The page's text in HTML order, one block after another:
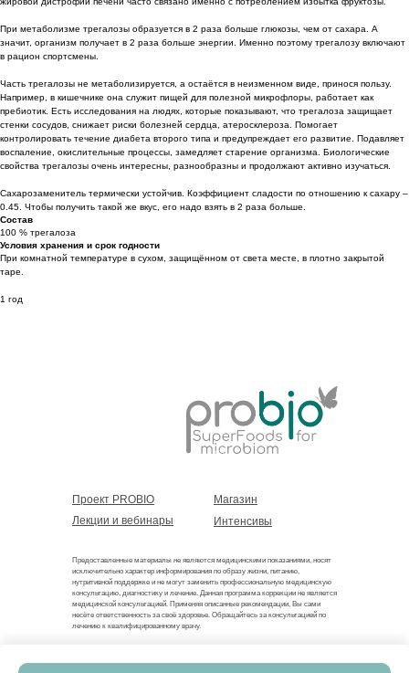
При метаболизме трегалозы образуется в 2 раза больше глюкозы, чем от сахара. А
значит, организм получает в 2 раза больше энергии. Именно поэтому трегалозу включают
в рацион спортсмены.
Часть трегалозы не метаболизируется, а остаётся в неизменном виде, принося пользу.
Например, в кишечнике она служит пищей для полезной микрофлоры, работает как
пребиотик. Есть исследования на людях, которые показывают, что трегалоза защищает
стенки сосудов, снижает риски болезней сердца, атеросклероза. Помогает
контролировать течение диабета второго типа и предупреждает его развитие. Подавляет
воспаление, окислительные процессы, замедляет старение организма. Биологические
свойства трегалозы очень интересны, разнообразны и продолжают активно изучаться.
Сахарозаменитель термически устойчив. Коэффициент сладости по отношению к сахару –
0.45. Чтобы получить такой же вкус, его надо взять в 2 раза больше.
Состав
100 % трегалоза
Условия хранения и срок годности
При комнатной температуре в сухом, защищённом от света месте, в плотно закрытой
таре.
1 год
Предоставленные материалы не являются медицинскими показаниями, носят
исключительно характер информирования по образу жизни, питанию,
нутритивной поддержке и не могут заменить профессиональную медицинскую
консультацию, диагностику и лечение. Данная программа коррекции не является
медицинской консультацией. Применяя описанные рекомендации, Вы сами
несёте ответственность за своё здоровье. Обращайтесь за консультацией по
лечению к квалифицированному врачу.
Лекции и вебинары Интенсивы
Магазин
Проект PROBIO